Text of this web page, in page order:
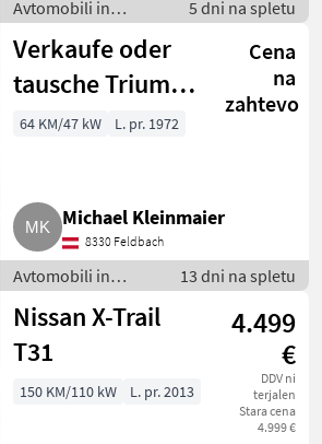
Avtomobili in
motorna kolesa /
Terensko vozilo -
offroader
5 dni na spletu
Verkaufe oder
tausche Triumph
Spitfire Mk4
Cena
na
zahtevo
64 KM/47 kW L. pr. 1972
Michael Kleinmaier
8330 Feldbach
Avtomobili in
motorna kolesa /
Terensko vozilo -
offroader
13 dni na spletu
Nissan X-Trail
T31
4.499
€
DDV ni
terjalen
Stara cena
4.999 €
150 KM/110 kW L. pr. 2013